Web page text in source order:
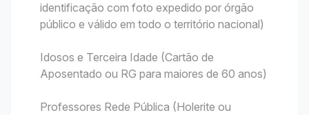
identificação com foto expedido por órgão
público e válido em todo o território nacional)
Idosos e Terceira Idade (Cartão de
Aposentado ou RG para maiores de 60 anos)
Professores Rede Pública (Holerite ou